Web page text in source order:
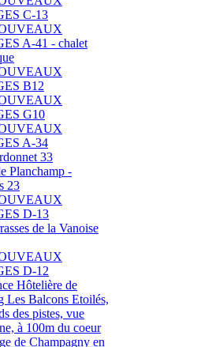
C-13
A-41 - chalet
B12
G10
A-34
33
Planchamp -
23
D-13
de la Vanoise
D-12
Hôtelière de
Les Balcons Etoilés,
des pistes, vue
à 100m du coeur
de Champagny en